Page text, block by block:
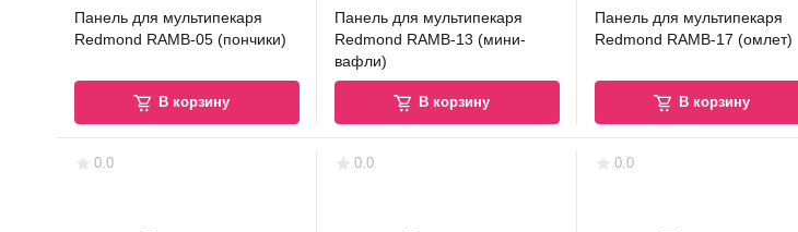
Панель для мультипекаря
Redmond RAMB-05 (пончики)
В корзину
Панель для мультипекаря
Redmond RAMB-13 (мини-
вафли)
В корзину
Панель для мультипекаря
Redmond RAMB-17 (омлет)
В корзину
0.0 0.0 0.0